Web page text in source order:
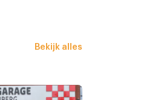
Bekijk alles